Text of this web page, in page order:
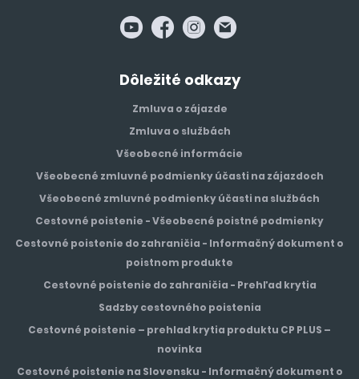
Dôležité odkazy
Zmluva o zájazde
Zmluva o službách
Všeobecné informácie
Všeobecné zmluvné podmienky účasti na zájazdoch
Všeobecné zmluvné podmienky účasti na službách
Cestovné poistenie - Všeobecné poistné podmienky
Cestovné poistenie do zahraničia - Informačný dokument o
poistnom produkte
Cestovné poistenie do zahraničia - Prehľad krytia
Sadzby cestovného poistenia
Cestovné poistenie – prehlad krytia produktu CP PLUS –
novinka
Cestovné poistenie na Slovensku - Informačný dokument o